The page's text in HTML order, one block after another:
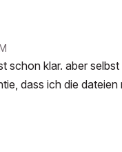
schon klar. aber
dass ich die